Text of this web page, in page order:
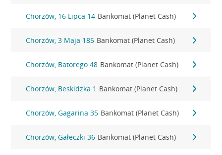
Chorzów, 16 Lipca 14 Bankomat (Planet Cash)
Chorzów, 3 Maja 185 Bankomat (Planet Cash)
Chorzów, Batorego 48 Bankomat (Planet Cash)
Chorzów, Beskidzka 1 Bankomat (Planet Cash)
Chorzów, Gagarina 35 Bankomat (Planet Cash)
Chorzów, Gałeczki 36 Bankomat (Planet Cash)